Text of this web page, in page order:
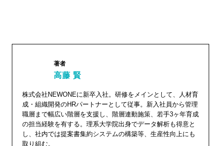
高藤 賢"
width="1
04"
height="
著者
高藤 賢
株式会社NEWONEに新卒入社。研修をメインとして、人材育
成・組織開発のHRパートナーとして従事。新入社員から管理
職層まで幅広い階層を支援し、階層連動施策、若手3ヶ年育成
の担当経験を有する。理系大学院出身でデータ解析も得意と
し、社内では提案書集約システムの構築等、生産性向上にも
取り組む。